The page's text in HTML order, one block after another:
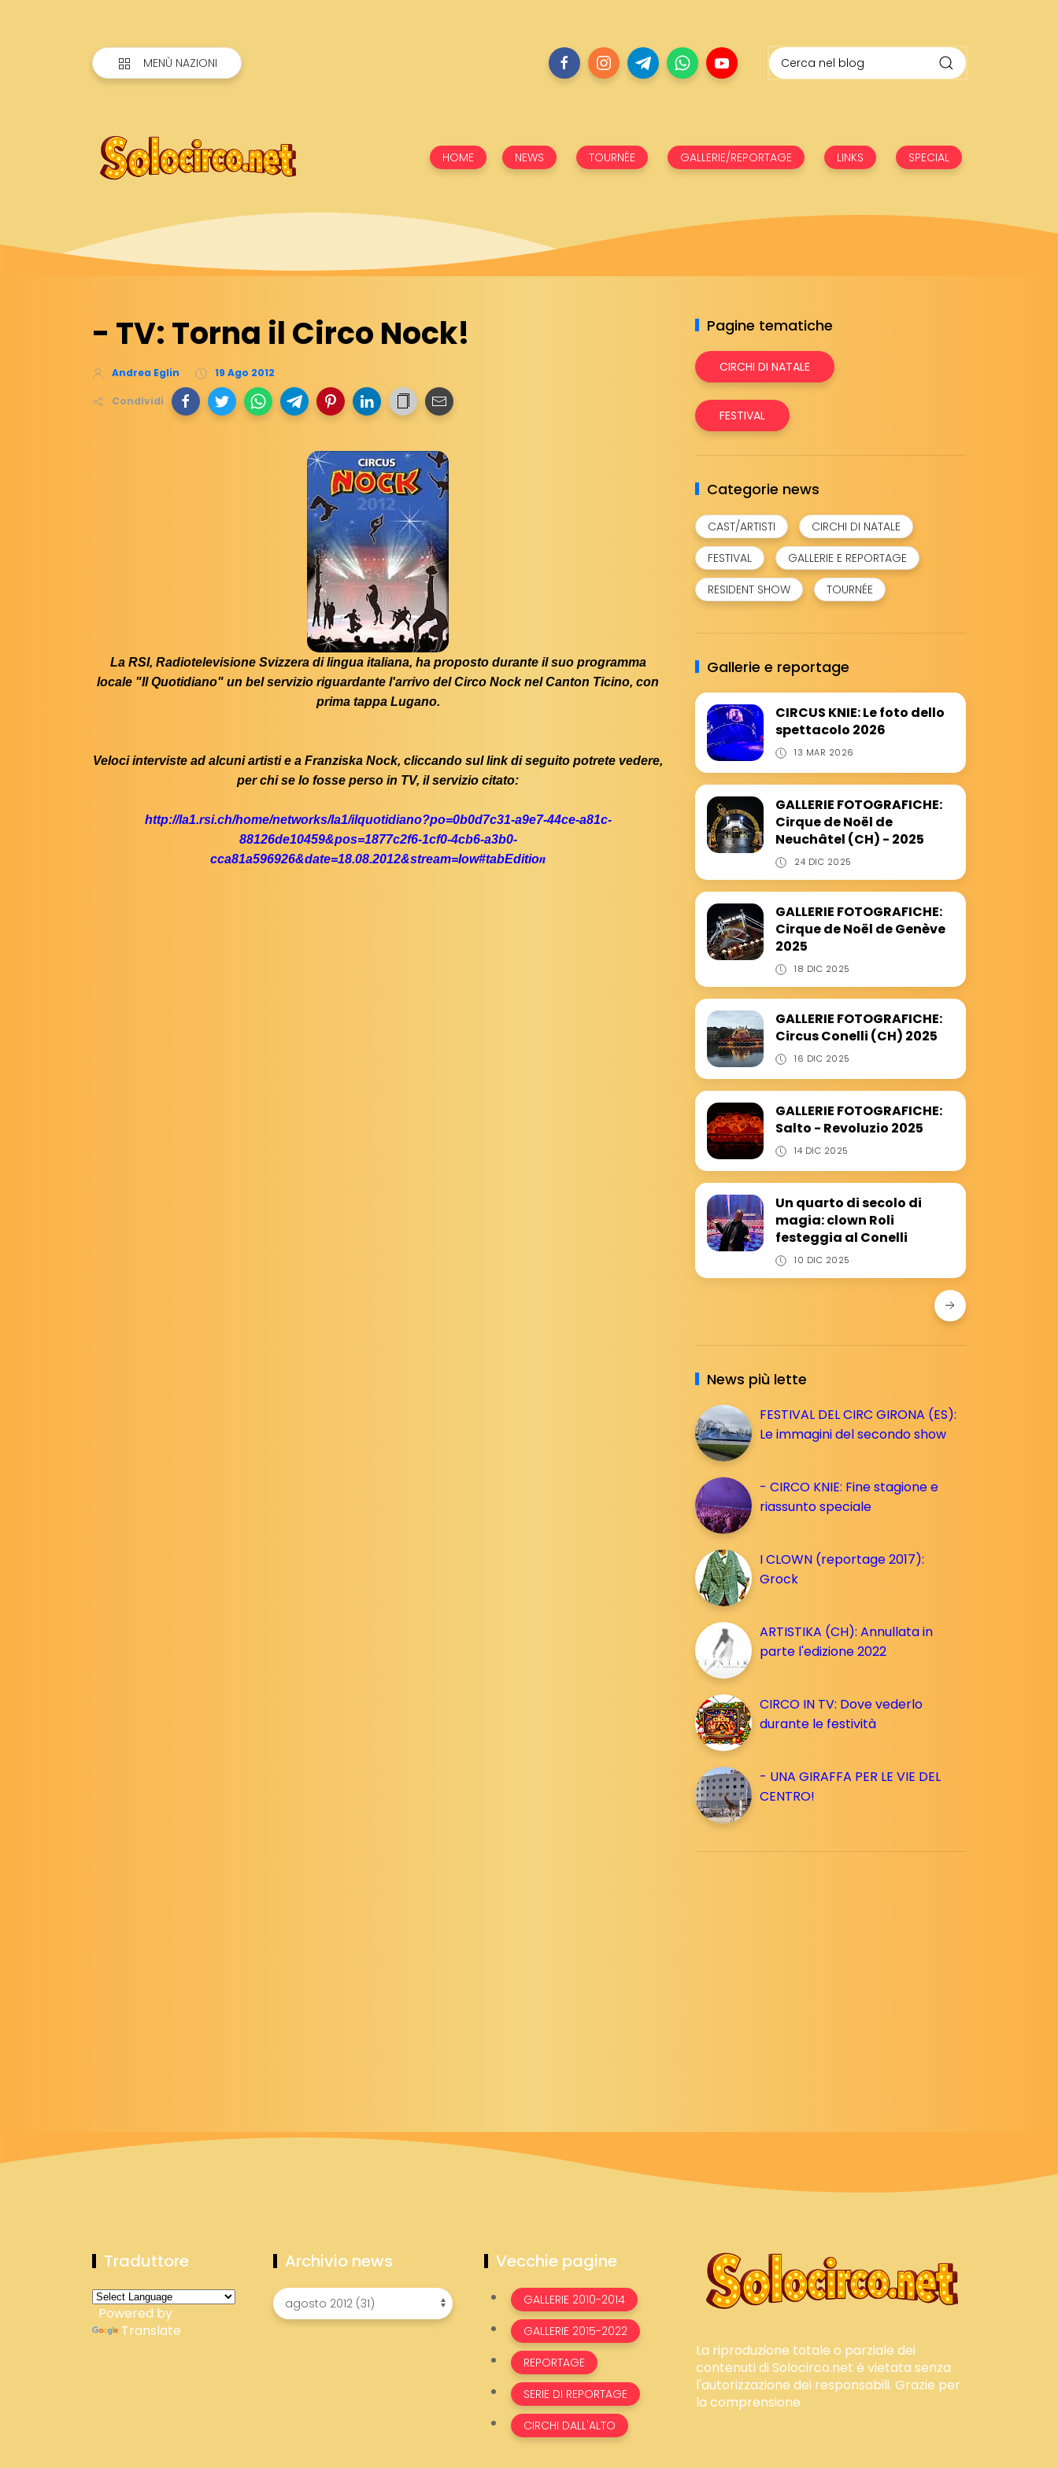
MENÙ NAZIONI
HOME NEWS TOURNÉE GALLERIE/REPORTAGE LINKS SPECIAL
- TV: Torna il Circo Nock!
Andrea Eglin 19 Ago 2012
Condividi
La RSI, Radiotelevisione Svizzera di lingua italiana, ha proposto durante il suo programma
locale "Il Quotidiano" un bel servizio riguardante l'arrivo del Circo Nock nel Canton Ticino, con
prima tappa Lugano.
Veloci interviste ad alcuni artisti e a Franziska Nock, cliccando sul link di seguito potrete vedere,
per chi se lo fosse perso in TV, il servizio citato:
http://la1.rsi.ch/home/networks/la1/ilquotidiano?po=0b0d7c31-a9e7-44ce-a81c-
88126de10459&pos=1877c2f6-1cf0-4cb6-a3b0-
cca81a596926&date=18.08.2012&stream=low#tabEdition
Pagine tematiche
CIRCHI DI NATALE
FESTIVAL
Categorie news
CAST/ARTISTI
CIRCHI DI NATALE
FESTIVAL
GALLERIE E REPORTAGE
RESIDENT SHOW
TOURNÉE
Gallerie e reportage
CIRCUS KNIE: Le foto dello
spettacolo 2026
13 MAR 2026
GALLERIE FOTOGRAFICHE:
Cirque de Noël de
Neuchâtel (CH) - 2025
24 DIC 2025
GALLERIE FOTOGRAFICHE:
Cirque de Noël de Genève
2025
18 DIC 2025
GALLERIE FOTOGRAFICHE:
Circus Conelli (CH) 2025
16 DIC 2025
GALLERIE FOTOGRAFICHE:
Salto - Revoluzio 2025
14 DIC 2025
Un quarto di secolo di
magia: clown Roli
festeggia al Conelli
10 DIC 2025
News più lette
FESTIVAL DEL CIRC GIRONA (ES):
Le immagini del secondo show
- CIRCO KNIE: Fine stagione e
riassunto speciale
I CLOWN (reportage 2017):
Grock
ARTISTIKA (CH): Annullata in
parte l'edizione 2022
CIRCO IN TV: Dove vederlo
durante le festività
- UNA GIRAFFA PER LE VIE DEL
CENTRO!
Traduttore
Powered by
Translate
Archivio news Vecchie pagine
GALLERIE 2010-2014
GALLERIE 2015-2022
REPORTAGE
SERIE DI REPORTAGE
CIRCHI DALL'ALTO
La riproduzione totale o parziale dei
contenuti di Solocirco.net è vietata senza
l'autorizzazione dei responsabili. Grazie per
la comprensione